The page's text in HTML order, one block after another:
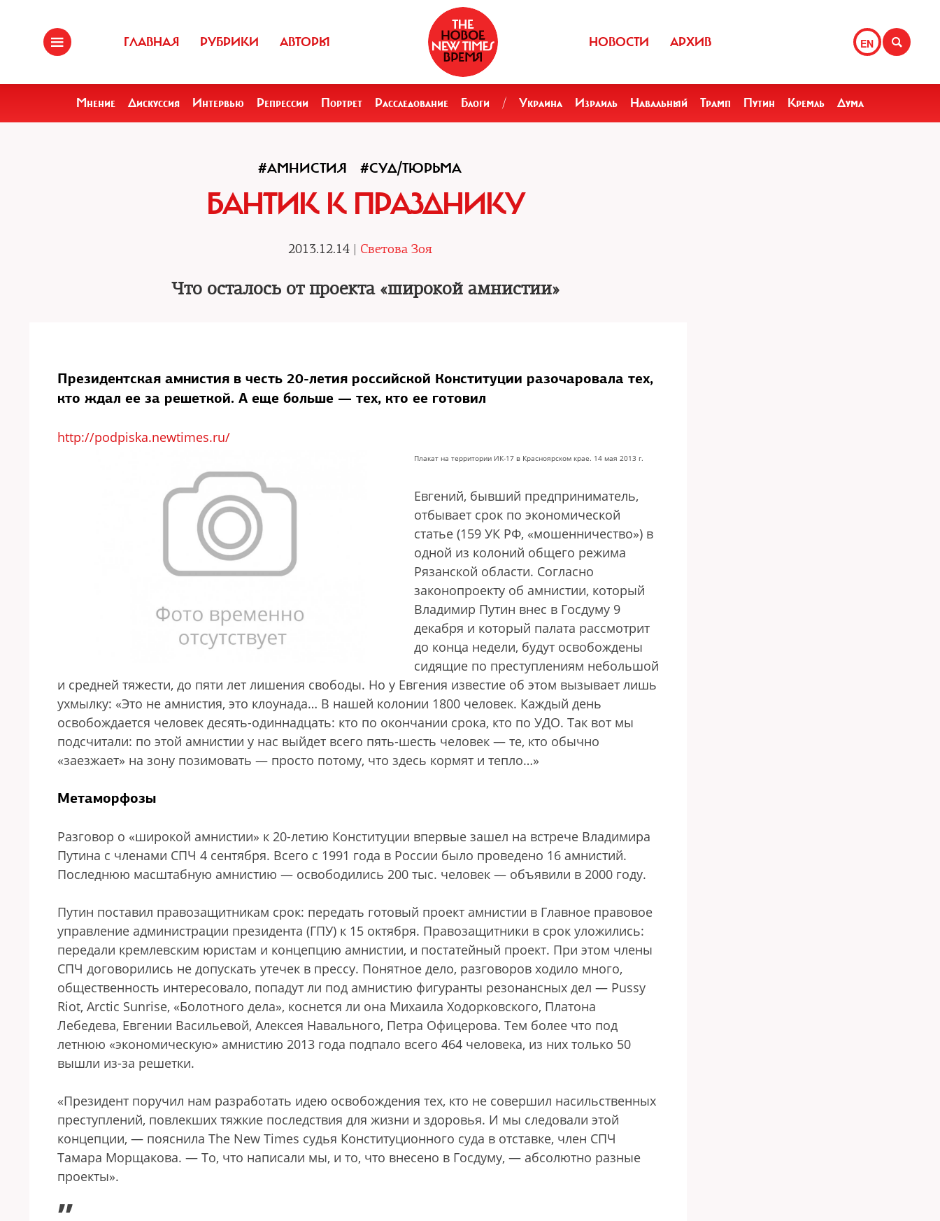
ГЛАВНАЯ РУБРИКИ АВТОРЫ EN
НОВОСТИ АРХИВ
Мнение Дискуссия Интервью Репрессии Портрет Расследование Блоги / Украина Израиль Навальный Трамп Путин Кремль Дума
#АМНИСТИЯ #СУД/ТЮРЬМА
БАНТИК К ПРАЗДНИКУ
2013.12.14 | Светова Зоя
Что осталось от проекта «широкой амнистии»
Президентская амнистия в честь 20-летия российской Конституции разочаровала тех,
кто ждал ее за решеткой. А еще больше — тех, кто ее готовил
http://podpiska.newtimes.ru/
Плакат на территории ИК-17 в Красноярском крае. 14 мая 2013 г.
Евгений, бывший предприниматель,
отбывает срок по экономической
статье (159 УК РФ, «мошенничество») в
одной из колоний общего режима
Рязанской области. Согласно
законопроекту об амнистии, который
Владимир Путин внес в Госдуму 9
декабря и который палата рассмотрит
до конца недели, будут освобождены
сидящие по преступлениям небольшой
и средней тяжести, до пяти лет лишения свободы. Но у Евгения известие об этом вызывает лишь
ухмылку: «Это не амнистия, это клоунада… В нашей колонии 1800 человек. Каждый день
освобождается человек десять-одиннадцать: кто по окончании срока, кто по УДО. Так вот мы
подсчитали: по этой амнистии у нас выйдет всего пять-шесть человек — те, кто обычно
«заезжает» на зону позимовать — просто потому, что здесь кормят и тепло…»
Метаморфозы
Разговор о «широкой амнистии» к 20-летию Конституции впервые зашел на встрече Владимира
Путина с членами СПЧ 4 сентября. Всего с 1991 года в России было проведено 16 амнистий.
Последнюю масштабную амнистию — освободились 200 тыс. человек — объявили в 2000 году.
Путин поставил правозащитникам срок: передать готовый проект амнистии в Главное правовое
управление администрации президента (ГПУ) к 15 октября. Правозащитники в срок уложились:
передали кремлевским юристам и концепцию амнистии, и постатейный проект. При этом члены
СПЧ договорились не допускать утечек в прессу. Понятное дело, разговоров ходило много,
общественность интересовало, попадут ли под амнистию фигуранты резонансных дел — Pussy
Riot, Arctic Sunrise, «Болотного дела», коснется ли она Михаила Ходорковского, Платона
Лебедева, Евгении Васильевой, Алексея Навального, Петра Офицерова. Тем более что под
летнюю «экономическую» амнистию 2013 года подпало всего 464 человека, из них только 50
вышли из-за решетки.
«Президент поручил нам разработать идею освобождения тех, кто не совершил насильственных
преступлений, повлекших тяжкие последствия для жизни и здоровья. И мы следовали этой
концепции, — пояснила The New Times судья Конституционного cуда в отставке, член СПЧ
Тамара Морщакова. — То, что написали мы, и то, что внесено в Госдуму, — абсолютно разные
проекты».
„